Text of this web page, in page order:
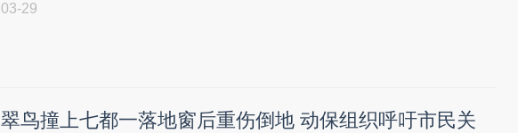
03-29
翠鸟撞上七都一落地窗后重伤倒地 动保组织呼吁市民关